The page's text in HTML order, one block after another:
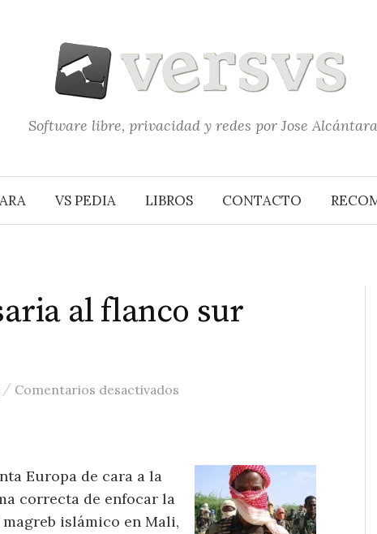
Software libre, privacidad y redes por Jose Alcántara
VS PEDIA LIBROS CONTACTO
al flanco sur
/ Comentarios desactivados en Una mirada necesaria al
Europa de cara a la
correcta de enfocar la
islámico en Mali,